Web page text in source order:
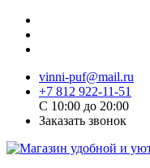
vinni-puf@mail.ru
+7 812 922-11-51
C 10:00 до 20:00
Заказать звонок